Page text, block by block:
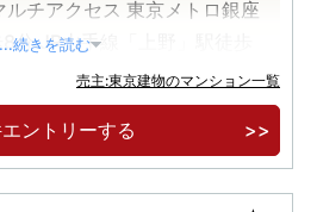
チアクセス 東京メトロ銀座
分 JR山手線「上野」駅徒歩
角住戸
...続きを読む
売主:東京建物のマンション一覧
ントリーする